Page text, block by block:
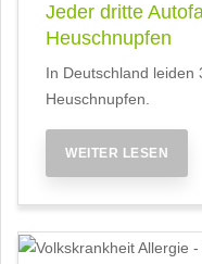
Jeder dritte
Heuschnupfen
In Deutschland leiden
Heuschnupfen.
WEITER LESEN